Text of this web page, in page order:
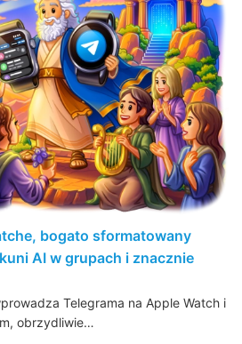
bogato sformatowany
AI w grupach i znacznie
Telegrama na Apple Watch i
obrzydliwie…